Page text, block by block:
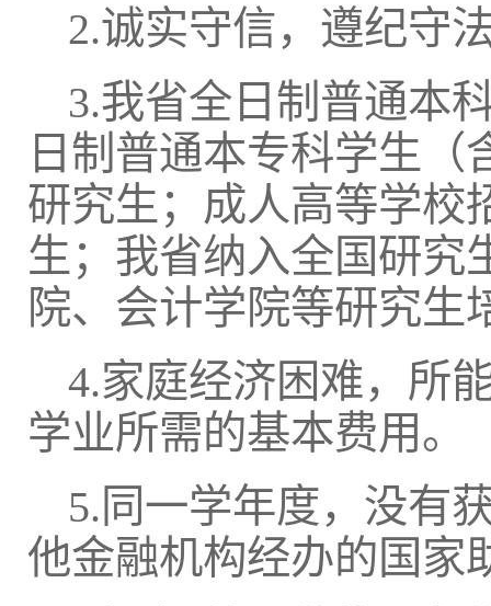
2.诚实守信，遵纪守
3.我省全日制普通本
日制普通本专科学生
研究生；成人高等学校
生；我省纳入全国研究
院、会计学院等研究生
4.家庭经济困难，所
学业所需的基本费用。
5.同一学年度，没有
他金融机构经办的国家